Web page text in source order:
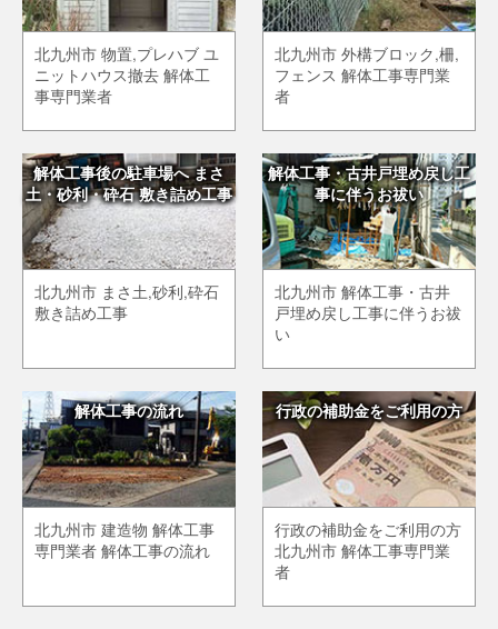
北九州市 物置,プレハブ ユ
ニットハウス撤去 解体工
事専門業者
北九州市 外構ブロック,柵,
フェンス 解体工事専門業
者
解体工事後の駐車場へ まさ
土・砂利・砕石 敷き詰め工事
北九州市 まさ土,砂利,砕石
敷き詰め工事
解体工事・古井戸埋め戻し工
事に伴うお祓い
北九州市 解体工事・古井
戸埋め戻し工事に伴うお祓
い
解体工事の流れ
北九州市 建造物 解体工事
専門業者 解体工事の流れ
行政の補助金をご利用の方
行政の補助金をご利用の方
北九州市 解体工事専門業
者